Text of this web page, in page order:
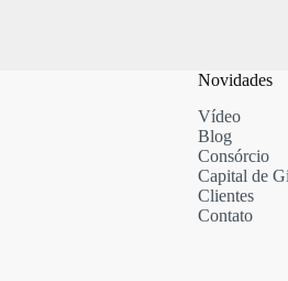
Novidades
Vídeo
Blog
Consórcio
Capital de
Clientes
Contato